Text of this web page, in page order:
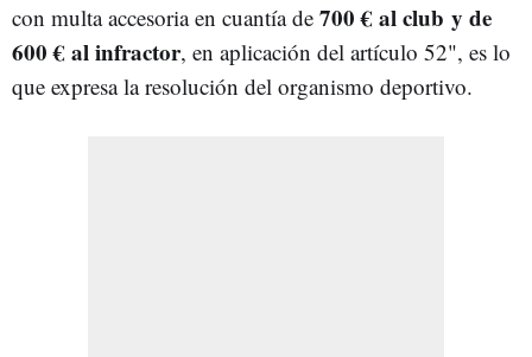
con multa accesoria en cuantía de 700 € al club y de
600 € al infractor, en aplicación del artículo 52", es lo
que expresa la resolución del organismo deportivo.